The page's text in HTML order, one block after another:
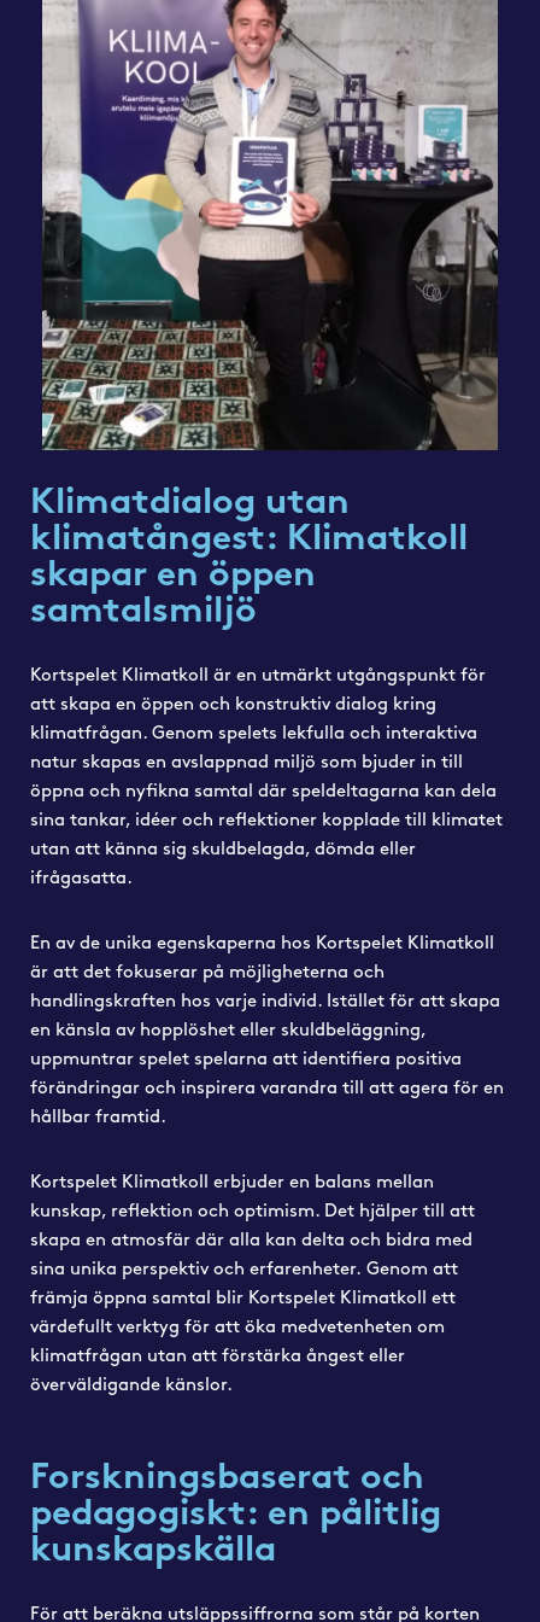
Klimatdialog utan
klimatångest: Klimatkoll
skapar en öppen
samtalsmiljö
Kortspelet Klimatkoll är en utmärkt utgångspunkt för
att skapa en öppen och konstruktiv dialog kring
klimatfrågan. Genom spelets lekfulla och interaktiva
natur skapas en avslappnad miljö som bjuder in till
öppna och nyfikna samtal där speldeltagarna kan dela
sina tankar, idéer och reflektioner kopplade till klimatet
utan att känna sig skuldbelagda, dömda eller
ifrågasatta.
En av de unika egenskaperna hos Kortspelet Klimatkoll
är att det fokuserar på möjligheterna och
handlingskraften hos varje individ. Istället för att skapa
en känsla av hopplöshet eller skuldbeläggning,
uppmuntrar spelet spelarna att identifiera positiva
förändringar och inspirera varandra till att agera för en
hållbar framtid.
Kortspelet Klimatkoll erbjuder en balans mellan
kunskap, reflektion och optimism. Det hjälper till att
skapa en atmosfär där alla kan delta och bidra med
sina unika perspektiv och erfarenheter. Genom att
främja öppna samtal blir Kortspelet Klimatkoll ett
värdefullt verktyg för att öka medvetenheten om
klimatfrågan utan att förstärka ångest eller
överväldigande känslor.
Forskningsbaserat och
pedagogiskt: en pålitlig
kunskapskälla
För att beräkna utsläppssiffrorna som står på korten